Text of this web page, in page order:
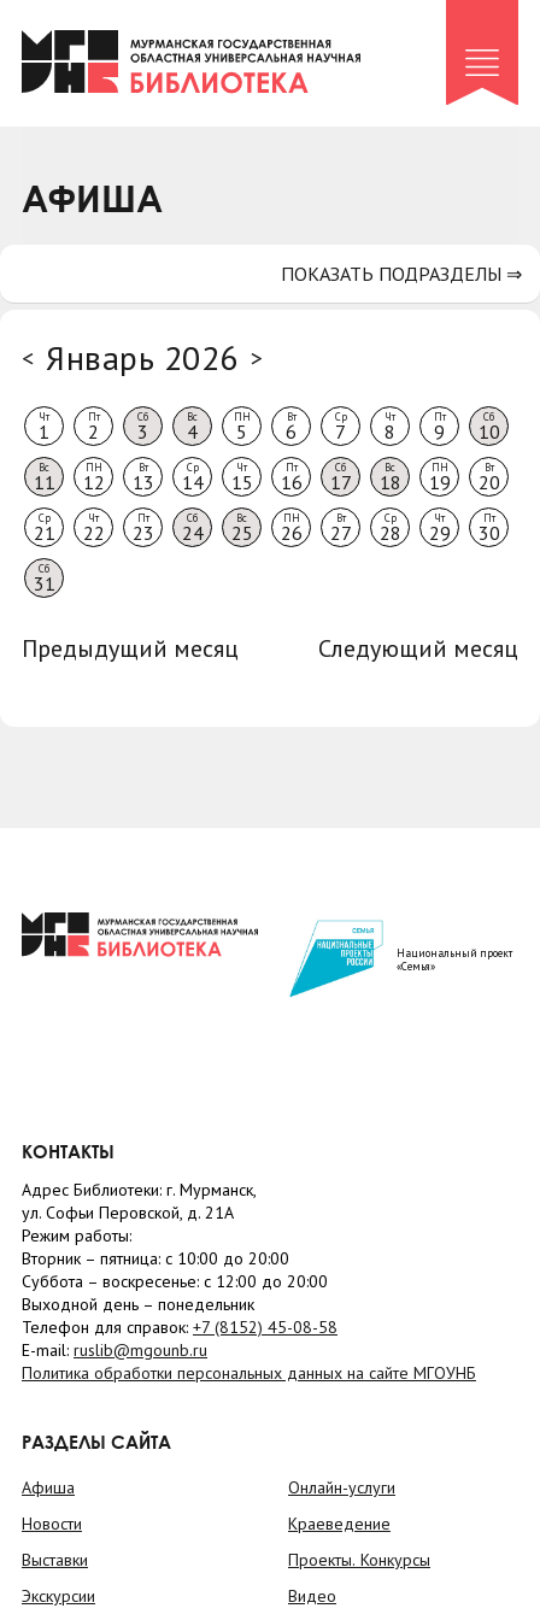
Клуб «Гиря и сельдерей»
Клуб «Семейный архив»
Коллегам
АФИША
< Январь 2026 >
Чт
1
Пт
2
Сб
3
Вс
4
ПН
5
Вт
6
Ср
7
Чт
8
Пт
9
Сб
10
Вс
11
ПН
12
Вт
13
Ср
14
Чт
15
Пт
16
Сб
17
Вс
18
ПН
19
Вт
20
Ср
21
Чт
22
Пт
23
Сб
24
Вс
25
ПН
26
Вт
27
Ср
28
Чт
29
Пт
30
Сб
31
Предыдущий месяц Следующий месяц
ПОКАЗАТЬ ПОДРАЗДЕЛЫ ⇒
Национальный проект
«Семья»
КОНТАКТЫ
Адрес Библиотеки: г. Мурманск,
ул. Софьи Перовской, д. 21А
Режим работы:
Вторник – пятница: с 10:00 до 20:00
Суббота – воскресенье: c 12:00 до 20:00
Выходной день – понедельник
Телефон для справок: +7 (8152) 45-08-58
E-mail: ruslib@mgounb.ru
Политика обработки персональных данных на сайте МГОУНБ
РАЗДЕЛЫ САЙТА
Афиша
Новости
Выставки
Экскурсии
Онлайн-услуги
Краеведение
Проекты. Конкурсы
Видео